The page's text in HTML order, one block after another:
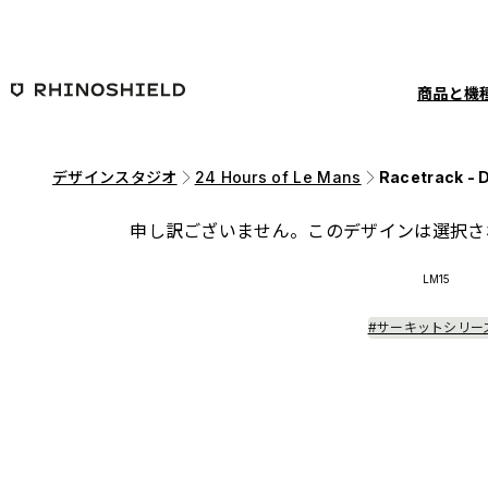
商品と機
デザインスタジオ 24 Hours of Le Mans Racetrack -
申し訳ございません。このデザインは選択
LM15
#サーキットシリー